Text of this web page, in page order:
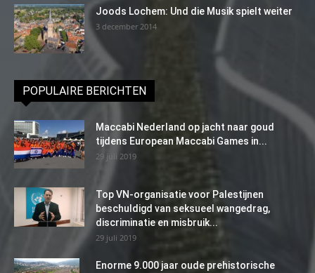
Joods Lochem: Und die Musik spielt weiter
3 december 2014
POPULAIRE BERICHTEN
Maccabi Nederland op jacht naar goud
tijdens European Maccabi Games in...
29 juli 2019
Top VN-organisatie voor Palestijnen
beschuldigd van seksueel wangedrag,
discriminatie en misbruik...
29 juli 2019
Enorme 9.000 jaar oude prehistorische